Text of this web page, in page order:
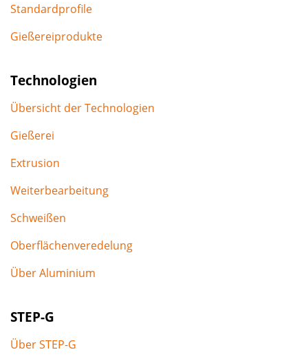
Standardprofile
Gießereiprodukte
Technologien
Übersicht der Technologien
Gießerei
Extrusion
Weiterbearbeitung
Schweißen
Oberflächenveredelung
Über Aluminium
STEP-G
Über STEP-G